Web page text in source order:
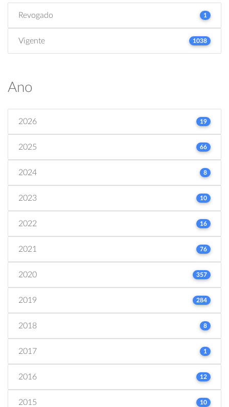
Revogado 1
Vigente 1038
Ano
2026 19
2025 66
2024 8
2023 10
2022 16
2021 76
2020 357
2019 284
2018 8
2017 1
2016 12
2015 10